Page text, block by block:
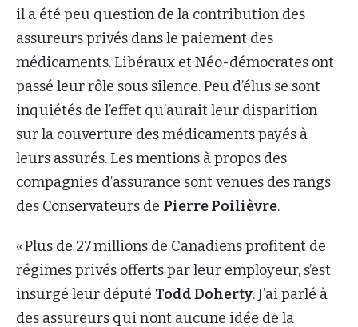
il a été peu question de la contribution des
assureurs privés dans le paiement des
médicaments. Libéraux et Néo-démocrates ont
passé leur rôle sous silence. Peu d’élus se sont
inquiétés de l’effet qu’aurait leur disparition
sur la couverture des médicaments payés à
leurs assurés. Les mentions à propos des
compagnies d’assurance sont venues des rangs
des Conservateurs de Pierre Poilièvre.
« Plus de 27 millions de Canadiens profitent de
régimes privés offerts par leur employeur, s’est
insurgé leur député Todd Doherty. J’ai parlé à
des assureurs qui n’ont aucune idée de la